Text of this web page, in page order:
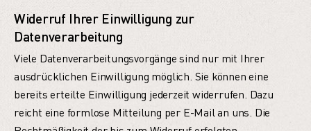
Widerruf Ihrer Einwilligung zur
Datenverarbeitung
Viele Datenverarbeitungsvorgänge sind nur mit Ihrer
ausdrücklichen Einwilligung möglich. Sie können eine
bereits erteilte Einwilligung jederzeit widerrufen. Dazu
reicht eine formlose Mitteilung per E-Mail an uns. Die